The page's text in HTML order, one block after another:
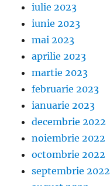
iulie 2023
iunie 2023
mai 2023
aprilie 2023
martie 2023
februarie 2023
ianuarie 2023
decembrie 2022
noiembrie 2022
octombrie 2022
septembrie 2022